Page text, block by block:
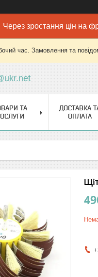
Через зростання цін на
час. Замовлення та
ТА
ДОСТАВКА
ОПЛАТА